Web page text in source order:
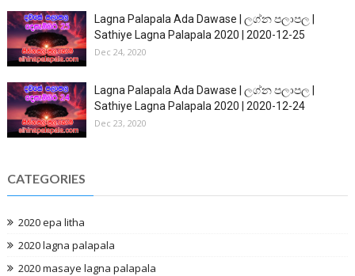
Lagna Palapala Ada Dawase | ලග්න පලාපල |
Sathiye Lagna Palapala 2020 | 2020-12-25
Dec 24, 2020
Lagna Palapala Ada Dawase | ලග්න පලාපල |
Sathiye Lagna Palapala 2020 | 2020-12-24
Dec 23, 2020
CATEGORIES
2020 epa litha
2020 lagna palapala
2020 masaye lagna palapala